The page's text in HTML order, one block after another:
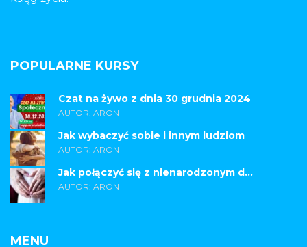
POPULARNE KURSY
Czat na żywo z dnia 30 grudnia 2024
AUTOR: ARON
Jak wybaczyć sobie i innym ludziom
AUTOR: ARON
Jak połączyć się z nienarodzonym d...
AUTOR: ARON
MENU